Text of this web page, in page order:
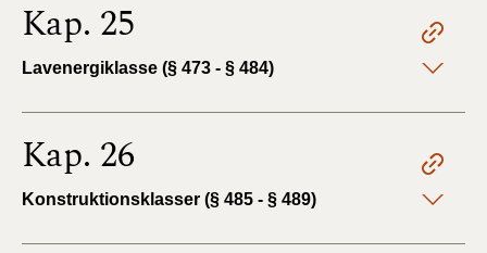
Kap. 25
Lavenergiklasse (§ 473 - § 484)
Kap. 26
Konstruktionsklasser (§ 485 - § 489)